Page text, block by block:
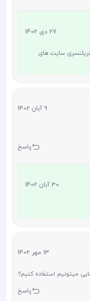
27 دی 1402
سایت های
9 آبان 1402
پاسخ
30 آبان 1402
13 مهر 1402
میتونیم استفاده کنیم؟
پاسخ